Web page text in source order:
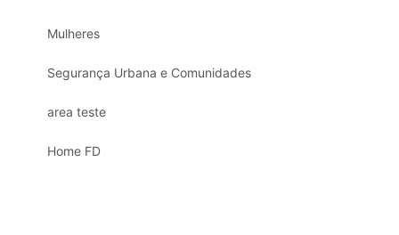
Mulheres
Segurança Urbana e Comunidades
area teste
Home FD